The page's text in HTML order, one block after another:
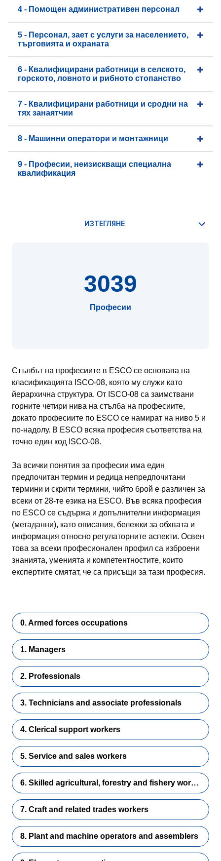
4 - Помощен административен персонал
5 - Персонал, зает с услуги за населението,
търговията и охраната
6 - Квалифицирани работници в селското,
горското, ловното и рибното стопанство
7 - Квалифицирани работници и сродни на
тях занаятчии
8 - Машинни оператори и монтажници
9 - Професии, неизискващи специална
квалификация
3039
Професии
Стълбът на професиите в ESCO се основава на
класификацията ISCO-08, която му служи като
йерархична структура. От ISCO-08 са заимствани
горните четири нива на стълба на професиите,
докато професиите по ESCO се намират на ниво 5 и
по-надолу. В ESCO всяка професия съответства на
точно един код ISCO-08.
За всички понятия за професии има един
предпочитан термин и редица непредпочитани
термини и скрити термини, чийто брой е различен за
всеки от 28-те езика на ESCO. Във всяка професия
по ESCO се съдържа и допълнителни информация
(метаданни), като описания, бележки за обхвата и
информация относно регулаторните аспекти. Освен
това за всеки професионален профил са изброени
знанията, уменията и компетентностите, които
експертите смятат, че са присъщи за тази професия.
0. Armed forces occupations
1. Managers
2. Professionals
3. Technicians and associate professionals
4. Clerical support workers
5. Service and sales workers
6. Skilled agricultural, forestry and fishery workers
7. Craft and related trades workers
8. Plant and machine operators and assemblers